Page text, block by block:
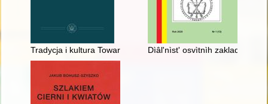
Tradycja i kultura Towarzystwa Jezusowego w
Dìâlʹnìstʹ osvìtnìh zakladìv u